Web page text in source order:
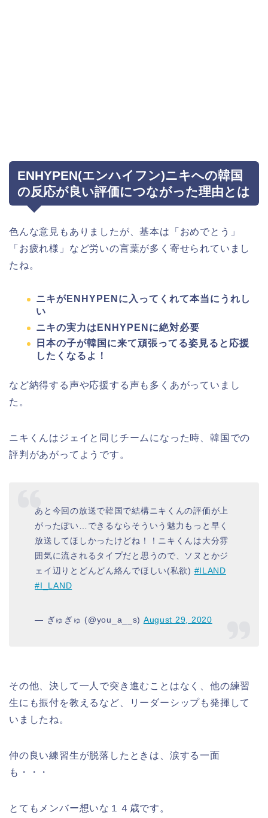
ENHYPEN(エンハイフン)ニキへの韓国
の反応が良い評価につながった理由とは
色んな意見もありましたが、基本は「おめでとう」
「お疲れ様」など労いの言葉が多く寄せられていまし
たね。
ニキがENHYPENに入ってくれて本当にうれし
い
ニキの実力はENHYPENに絶対必要
日本の子が韓国に来て頑張ってる姿見ると応援
したくなるよ！
など納得する声や応援する声も多くあがっていまし
た。
ニキくんはジェイと同じチームになった時、韓国での
評判があがってようです。
あと今回の放送で韓国で結構ニキくんの評価が上
がったぽい…できるならそういう魅力もっと早く
放送してほしかったけどね！！ニキくんは大分雰
囲気に流されるタイプだと思うので、ソヌとかジ
ェイ辺りとどんどん絡んでほしい(私欲) #ILAND
#I_LAND
— ぎゅぎゅ (@you_a__s) August 29, 2020
その他、決して一人で突き進むことはなく、他の練習
生にも振付を教えるなど、リーダーシップも発揮して
いましたね。
仲の良い練習生が脱落したときは、涙する一面
も・・・
とてもメンバー想いな１４歳です。